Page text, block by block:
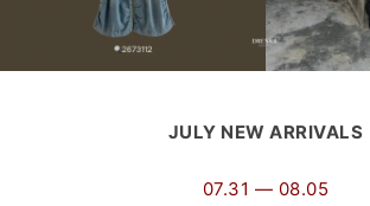
JULY NEW ARRIVALS
07.31 — 08.05